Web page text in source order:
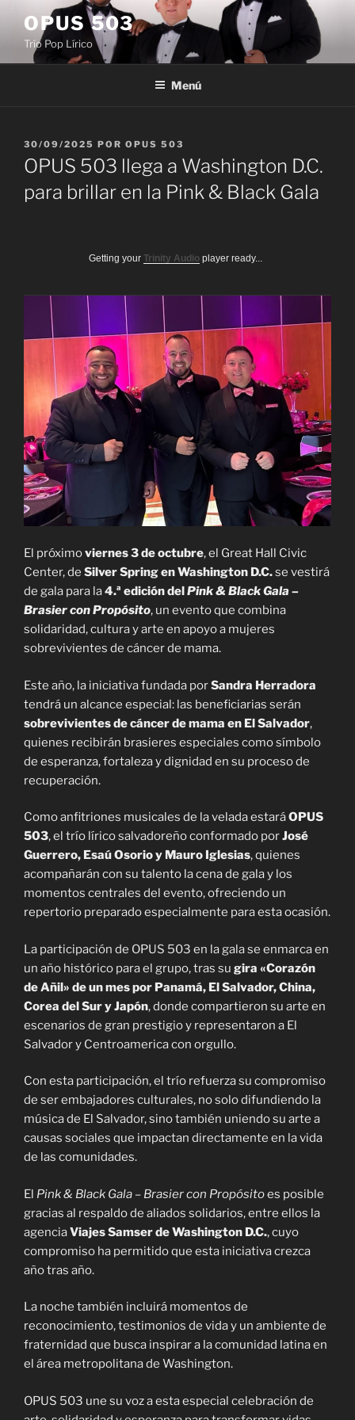
contenido
OPUS 503
Trío Pop Lírico
Menú
PUBLICADO
EL
30/09/2025 POR OPUS 503
OPUS 503 llega a Washington D.C.
para brillar en la Pink & Black Gala
Getting your Trinity Audio player ready...
El próximoviernes 3 de octubre, el Great Hall Civic
Center, de Silver Spring en Washington D.C.se vestirá
de gala para la4.ª edición del Pink & Black Gala –
Brasier con Propósito, un evento que combina
solidaridad, cultura y arte en apoyo a mujeres
sobrevivientes de cáncer de mama.
Este año, la iniciativa fundada porSandra Herradora
tendrá un alcance especial: las beneficiarias serán
sobrevivientes de cáncer de mama en El Salvador,
quienes recibirán brasieres especiales como símbolo
de esperanza, fortaleza y dignidad en su proceso de
recuperación.
Como anfitriones musicales de la velada estaráOPUS
503, el trío lírico salvadoreño conformado porJosé
Guerrero, Esaú Osorio y Mauro Iglesias, quienes
acompañarán con su talento la cena de gala y los
momentos centrales del evento, ofreciendo un
repertorio preparado especialmente para esta ocasión.
La participación de OPUS 503 en la gala se enmarca en
un año histórico para el grupo, tras su gira «Corazón
de Añil» de un mes por Panamá, El Salvador, China,
Corea del Sur y Japón, donde compartieron su arte en
escenarios de gran prestigio y representaron a El
Salvador y Centroamerica con orgullo.
Con esta participación, el trío refuerza su compromiso
de ser embajadores culturales, no solo difundiendo la
música de El Salvador, sino también uniendo su arte a
causas sociales que impactan directamente en la vida
de las comunidades.
El Pink & Black Gala – Brasier con Propósitoes posible
gracias al respaldo de aliados solidarios, entre ellos la
agenciaViajes Samser de Washington D.C., cuyo
compromiso ha permitido que esta iniciativa crezca
año tras año.
La noche también incluirá momentos de
reconocimiento, testimonios de vida y un ambiente de
fraternidad que busca inspirar a la comunidad latina en
el área metropolitana de Washington.
OPUS 503 une su voz a esta especial celebración de